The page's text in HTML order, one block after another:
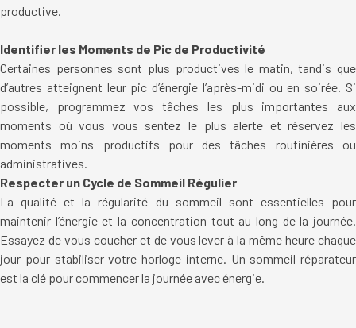
productive.
Identifier les Moments de Pic de Productivité
Certaines personnes sont plus productives le matin, tandis que
d’autres atteignent leur pic d’énergie l’après-midi ou en soirée. Si
possible, programmez vos tâches les plus importantes aux
moments où vous vous sentez le plus alerte et réservez les
moments moins productifs pour des tâches routinières ou
administratives.
Respecter un Cycle de Sommeil Régulier
La qualité et la régularité du sommeil sont essentielles pour
maintenir l’énergie et la concentration tout au long de la journée.
Essayez de vous coucher et de vous lever à la même heure chaque
jour pour stabiliser votre horloge interne. Un sommeil réparateur
est la clé pour commencer la journée avec énergie.